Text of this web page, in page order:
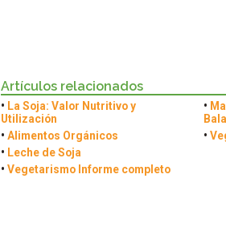
Artículos relacionados
• La Soja: Valor Nutritivo y
Utilización
• Alimentos Orgánicos
• Leche de Soja
• Vegetarismo Informe completo
•
•